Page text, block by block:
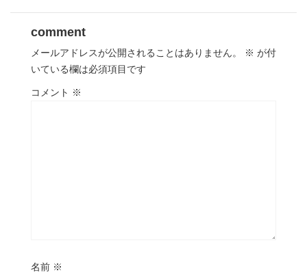
comment
メールアドレスが公開されることはありません。 ※ が付
いている欄は必須項目です
コメント ※
名前 ※